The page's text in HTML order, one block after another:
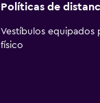
Políticas de
Vestíbulos equipados
físico